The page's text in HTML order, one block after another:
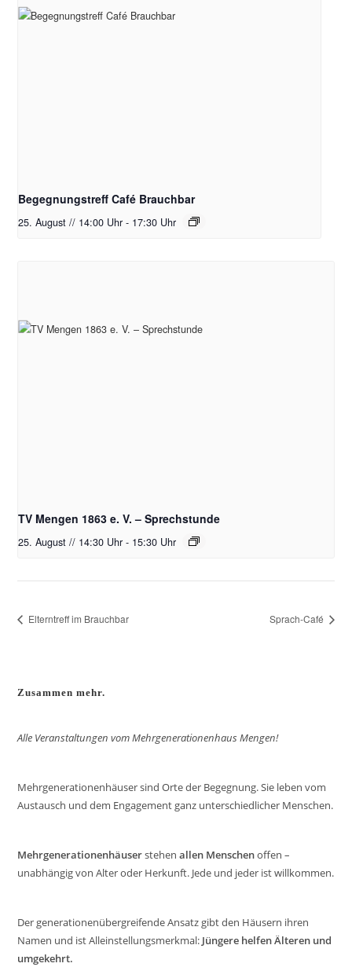
Begegnungstreff Café Brauchbar
25. August // 14:00 Uhr - 17:30 Uhr
TV Mengen 1863 e. V. – Sprechstunde
25. August // 14:30 Uhr - 15:30 Uhr
Elterntreff im Brauchbar Sprach-Café
Zusammen mehr.
Alle Veranstaltungen vom Mehrgenerationenhaus Mengen!
Mehrgenerationenhäuser sind Orte der Begegnung. Sie leben vom
Austausch und dem Engagement ganz unterschiedlicher Menschen.
Mehrgenerationenhäuserstehenallen Menschenoffen –
unabhängig von Alter oder Herkunft. Jede und jeder ist willkommen.
Der generationenübergreifende Ansatz gibt den Häusern ihren
Namen und ist Alleinstellungsmerkmal: Jüngere helfen Älteren und
umgekehrt.